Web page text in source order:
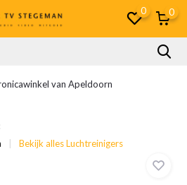
0 0
van Apeldoorn
Bekijk alles Luchtreinigers